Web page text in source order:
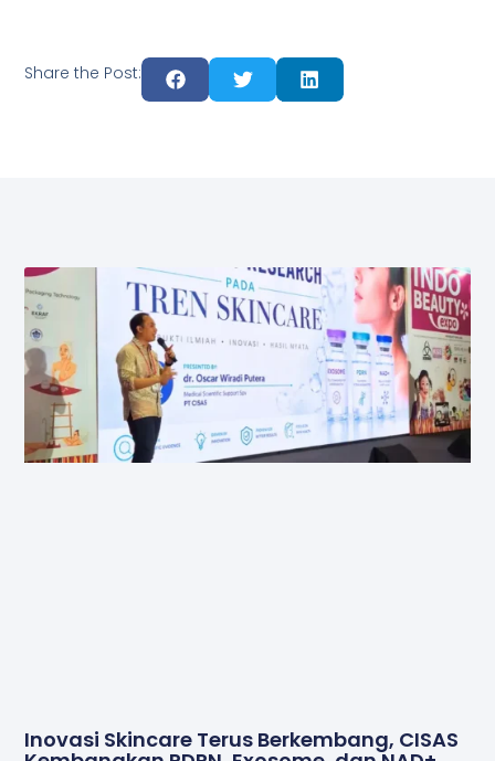
Share the Post:
Inovasi Skincare Terus Berkembang, CISAS